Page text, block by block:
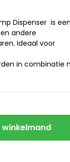
Dispenser is
andere
Ideaal voor
in combinatie
winkelmand